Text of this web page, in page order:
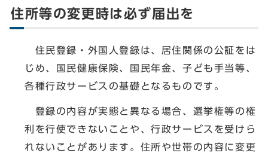
住所等の変更時は必ず届出を
住民登録・外国人登録は、居住関係の公証をは
じめ、国民健康保険、国民年金、子ども手当等、
各種行政サービスの基礎となるものです。
登録の内容が実態と異なる場合、選挙権等の権
利を行使できないことや、行政サービスを受けら
れないことがあります。住所や世帯の内容に変更